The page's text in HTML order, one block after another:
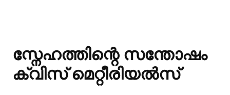
സ്നേഹത്തിന്റെ സന്തോഷം
ക്വിസ് മെറ്റീരിയൽസ്